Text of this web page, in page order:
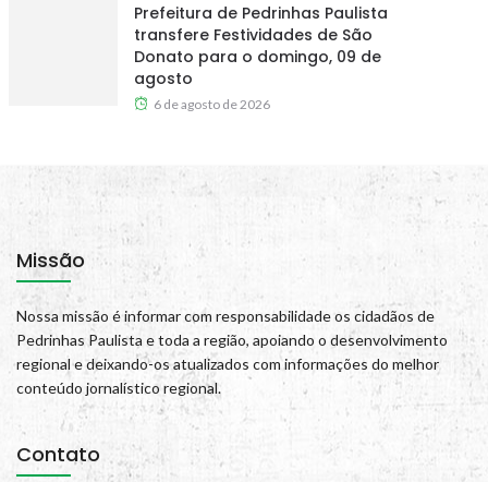
Prefeitura de Pedrinhas Paulista
transfere Festividades de São
Donato para o domingo, 09 de
agosto
6 de agosto de 2026
Missão
Nossa missão é informar com responsabilidade os cidadãos de
Pedrinhas Paulista e toda a região, apoiando o desenvolvimento
regional e deixando-os atualizados com informações do melhor
conteúdo jornalístico regional.
Contato